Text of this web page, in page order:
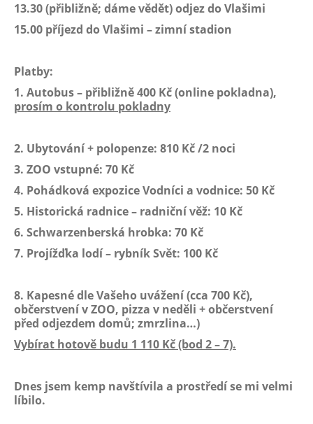
13.30 (přibližně; dáme vědět) odjez do Vlašimi
15.00 příjezd do Vlašimi – zimní stadion
Platby:
1. Autobus – přibližně 400 Kč (online pokladna),
prosím o kontrolu pokladny
2. Ubytování + polopenze: 810 Kč /2 noci
3. ZOO vstupné: 70 Kč
4. Pohádková expozice Vodníci a vodnice: 50 Kč
5. Historická radnice – radniční věž: 10 Kč
6. Schwarzenberská hrobka: 70 Kč
7. Projížďka lodí – rybník Svět: 100 Kč
8. Kapesné dle Vašeho uvážení (cca 700 Kč),
občerstvení v ZOO, pizza v neděli + občerstvení
před odjezdem domů; zmrzlina…)
Vybírat hotově budu 1 110 Kč (bod 2 – 7).
Dnes jsem kemp navštívila a prostředí se mi velmi
líbilo.